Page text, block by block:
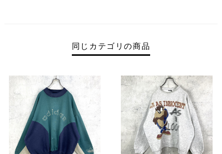
同じカテゴリの商品